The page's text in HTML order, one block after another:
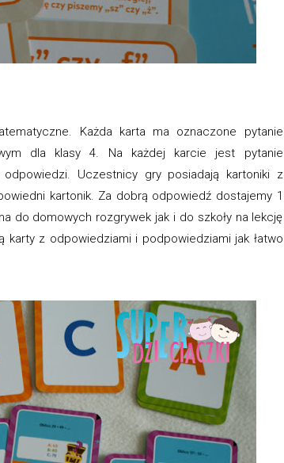
Każda karta ma oznaczone pytanie
dla klasy 4. Na każdej karcie jest pytanie
Uczestnicy gry posiadają kartoniki z
kartonik. Za dobrą odpowiedź dostajemy 1
do domowych rozgrywek jak i do szkoły na lekcję
karty z odpowiedziami i podpowiedziami jak łatwo